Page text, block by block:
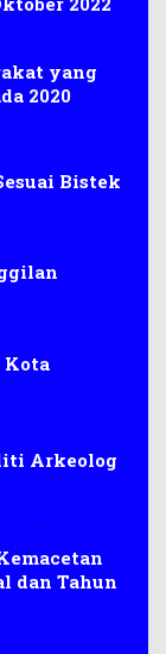
yang
2020
Bistek
Kota
Arkeolog
dan Tahun